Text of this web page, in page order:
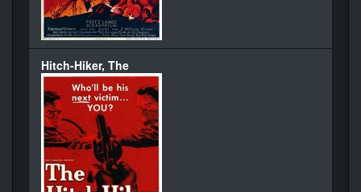
Hitch-Hiker, The